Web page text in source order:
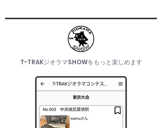
​T-TRAKジオラマSHOWをもっと楽しめます